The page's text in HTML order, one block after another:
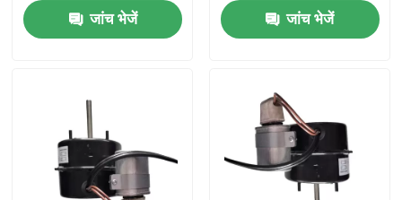
उत्पादों
जांच भेजें
जांच भेजें